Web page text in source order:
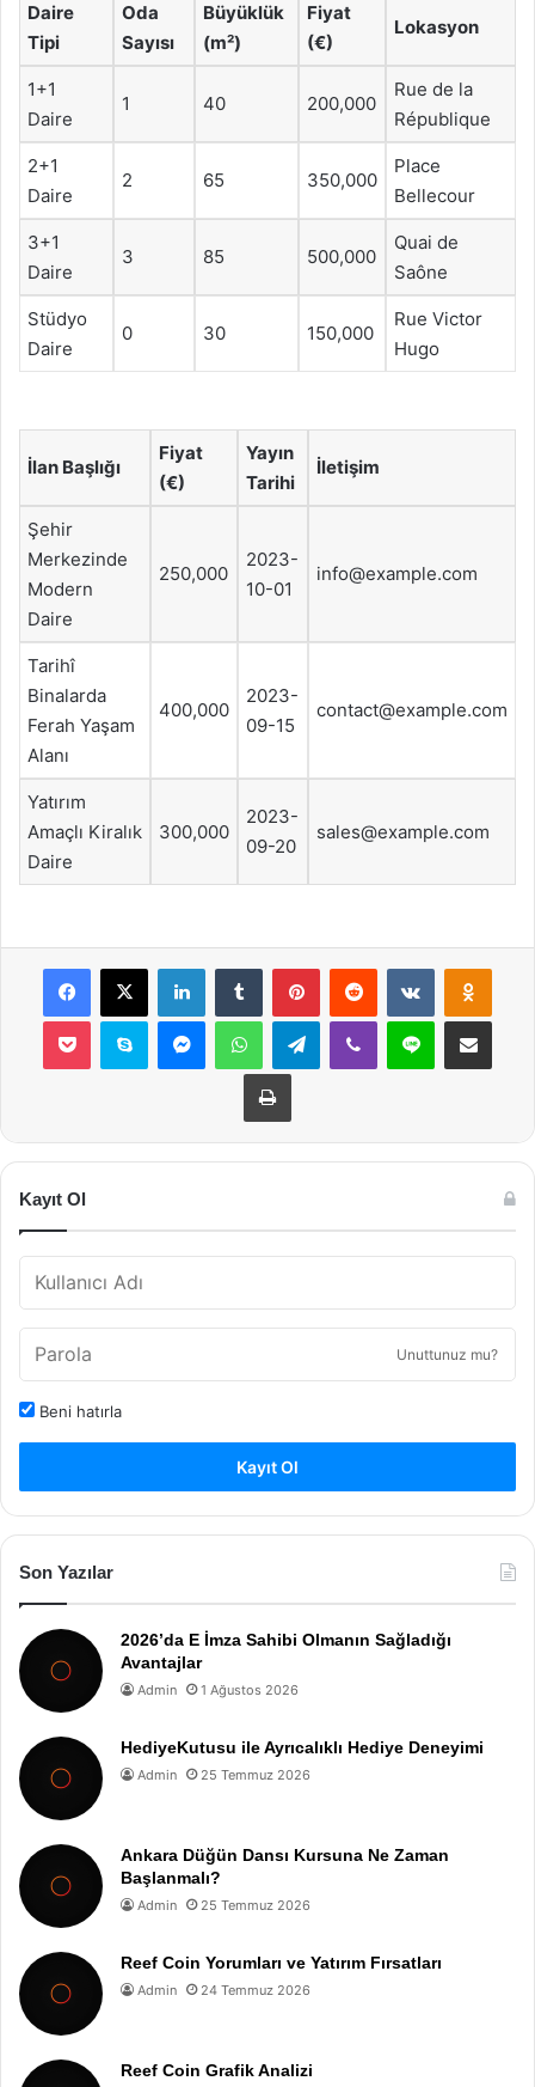
Daire
Tipi
Oda
Sayısı
Büyüklük
(m²)
Fiyat
(€)
Lokasyon
1+1
Daire
1 40 200,000
Rue de la
République
2+1
Daire
2 65 350,000
Place
Bellecour
3+1
Daire
3 85 500,000
Quai de
Saône
Stüdyo
Daire
0 30 150,000
Rue Victor
Hugo
İlan Başlığı
Fiyat
(€)
Yayın
Tarihi
İletişim
Şehir
Merkezinde
Modern
Daire
250,000
2023-
10-01
info@example.com
Tarihî
Binalarda
Ferah Yaşam
Alanı
400,000
2023-
09-15
contact@example.com
Yatırım
Amaçlı Kiralık
Daire
300,000
2023-
09-20
sales@example.com
Facebook
X LinkedInTumblr PinterestReddit VKontakte
Pocket Skype MessengerWhatsAppTelegramViber Line E-Posta ile
Yazdır
Kayıt Ol
Unuttunuz mu?
Beni hatırla
Kayıt Ol
Son Yazılar
2026’da E İmza Sahibi Olmanın Sağladığı
Avantajlar
Admin 1 Ağustos 2026
HediyeKutusu ile Ayrıcalıklı Hediye Deneyimi
Admin 25 Temmuz 2026
Ankara Düğün Dansı Kursuna Ne Zaman
Başlanmalı?
Admin 25 Temmuz 2026
Reef Coin Yorumları ve Yatırım Fırsatları
Admin 24 Temmuz 2026
Reef Coin Grafik Analizi